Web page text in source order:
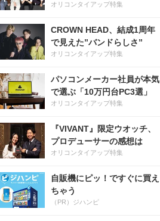
オリコンタイアップ特集
CROWN HEAD、結成1周年
で見えた”バンドらしさ”
オリコンタイアップ特集
パソコンメーカー社員が本気
で選ぶ「10万円台PC3選」
オリコンタイアップ特集
『VIVANT』限定ウオッチ、
プロデューサーの感想は
オリコンタイアップ特集
自販機にピッ！ですぐに買え
ちゃう
（PR）ジハンピ